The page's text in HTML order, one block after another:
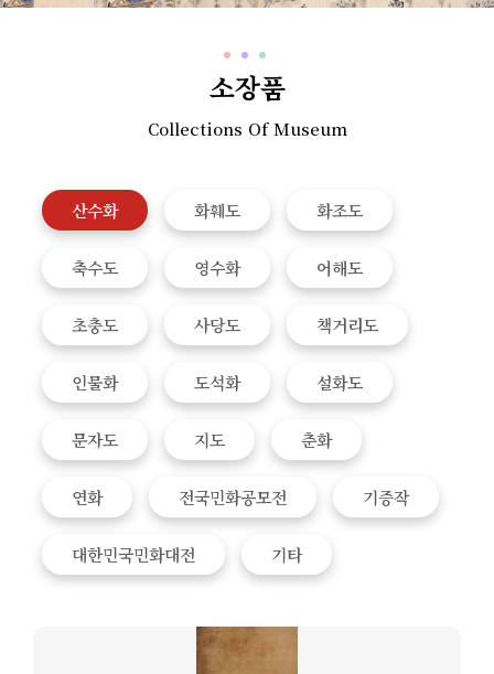
소장품
Collections Of Museum
산수화 화훼도 화조도
축수도 영수화 어해도
초충도 사당도 책거리도
인물화 도석화 설화도
문자도 지도 춘화
연화 전국민화공모전 기증작
대한민국민화대전 기타